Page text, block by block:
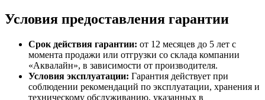
Условия предоставления гарантии
Срок действия гарантии: от 12 месяцев до 5 лет с
момента продажи или отгрузки со склада компании
«Аквалайн», в зависимости от производителя.
Условия эксплуатации: Гарантия действует при
соблюдении рекомендаций по эксплуатации, хранения и
техническому обслуживанию, указанных в